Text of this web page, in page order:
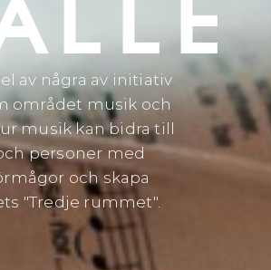
av några av initiativ
området musik och
musik kan bidra till
personer med
och skapa
"Tredje rummet".